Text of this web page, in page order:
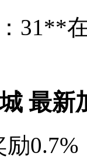
31**
最新
0.7%